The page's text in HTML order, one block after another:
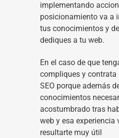
implementando
posicionamiento va a
tus conocimientos y
dediques a tu web.
En el caso de que
compliques y contrata
SEO porque además
conocimientos
acostumbrado tras
web y esa experiencia
resultarte muy útil